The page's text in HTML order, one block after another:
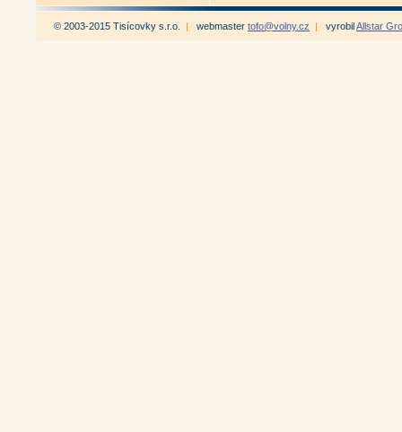
© 2003-2015 Tisícovky s.r.o. | webmaster tofo@volny.cz | vyrobilAllstar